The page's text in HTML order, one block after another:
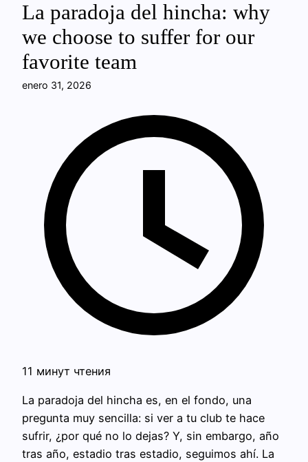
La paradoja del hincha: why
we choose to suffer for our
favorite team
enero 31, 2026
11 минут чтения
La paradoja del hincha es, en el fondo, una
pregunta muy sencilla: si ver a tu club te hace
sufrir, ¿por qué no lo dejas? Y, sin embargo, año
tras año, estadio tras estadio, seguimos ahí. La